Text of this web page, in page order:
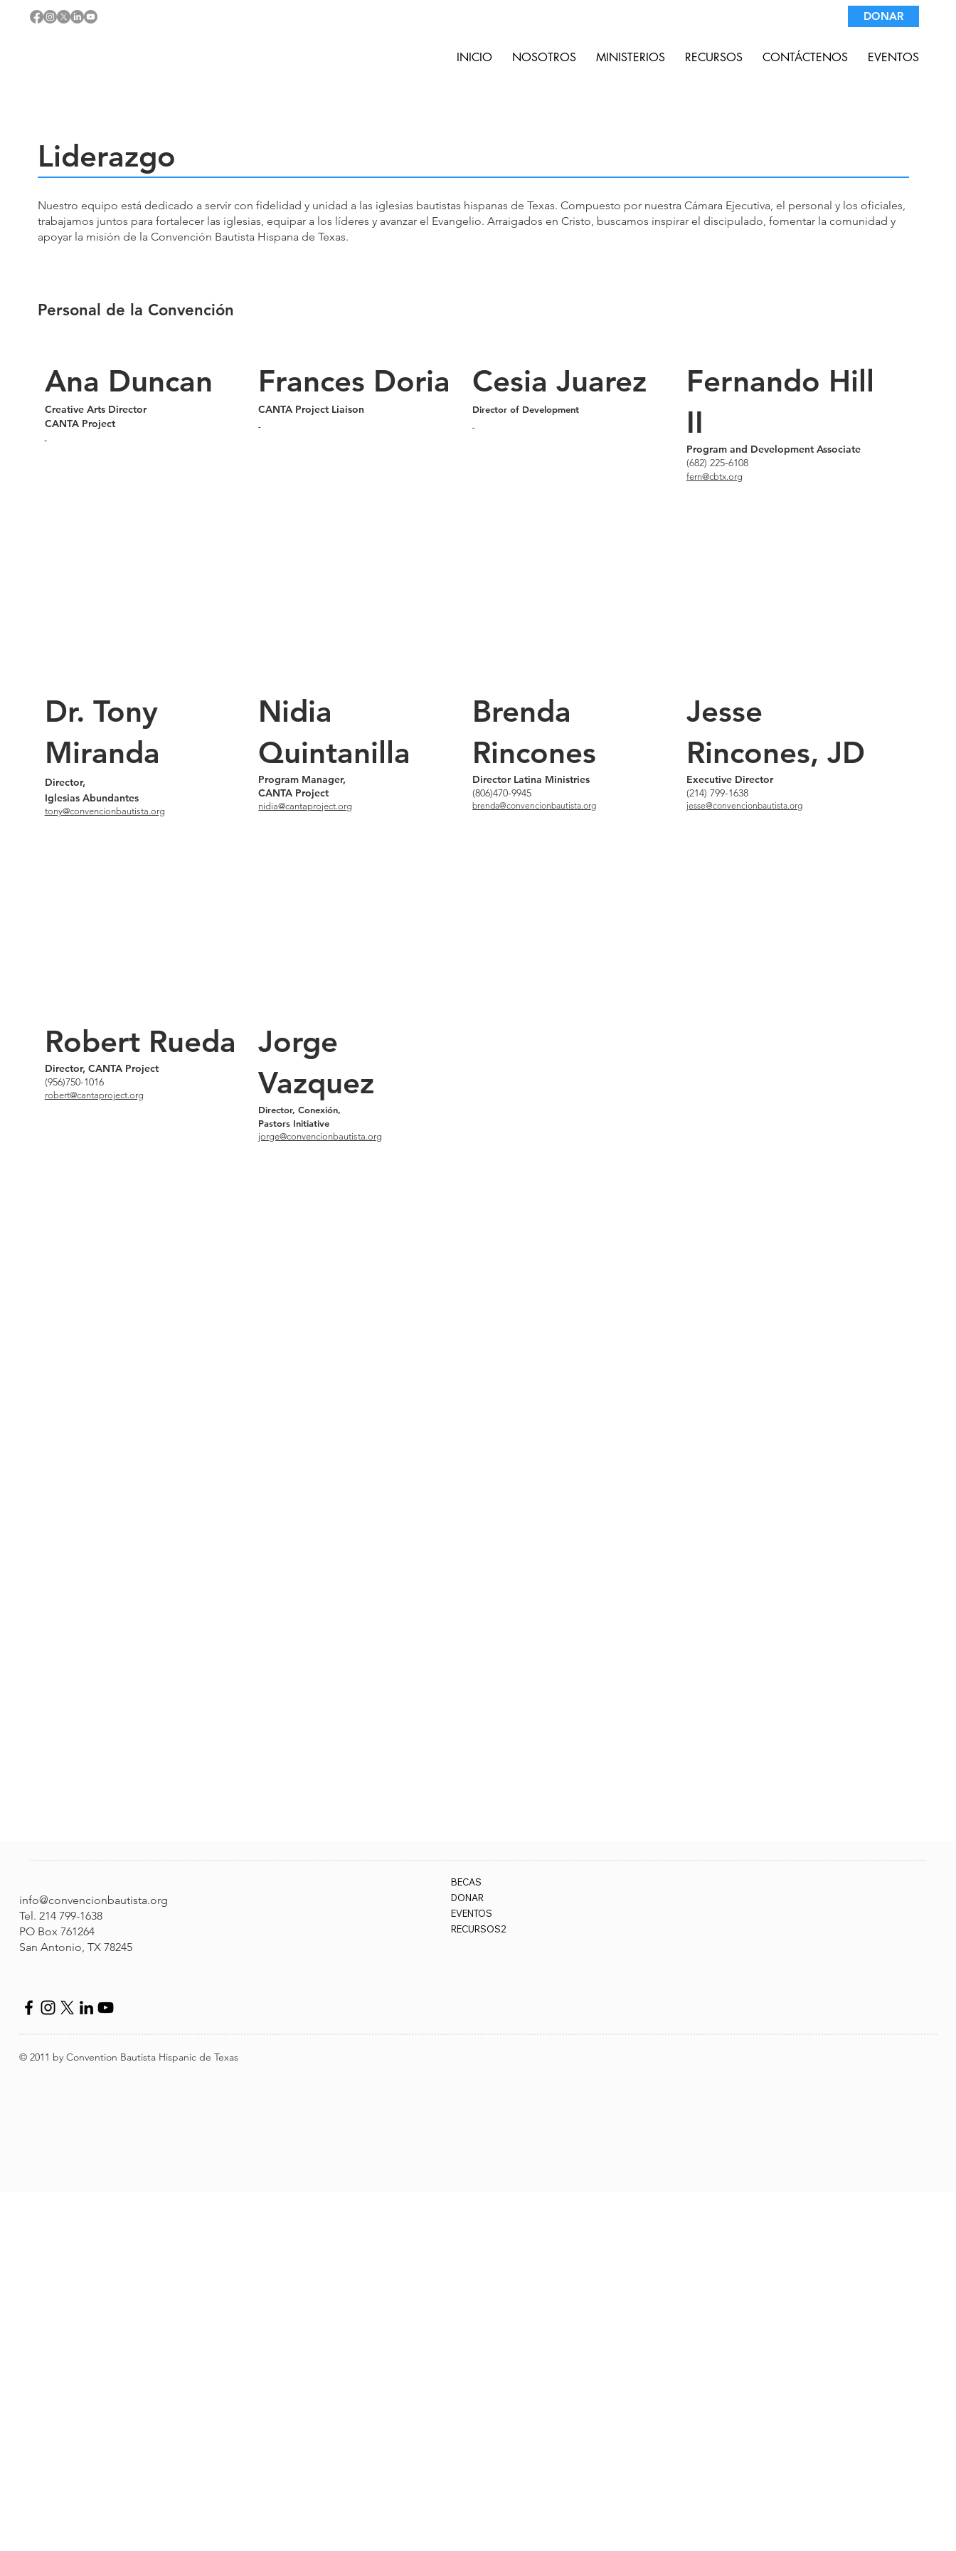
DONAR
INICIO NOSOTROS MINISTERIOS RECURSOS CONTÁCTENOS EVENTOS
Liderazgo
Nuestro equipo está dedicado a servir con fidelidad y unidad a las iglesias bautistas hispanas de Texas. Compuesto por nuestra Cámara Ejecutiva, el personal y los oficiales,
trabajamos juntos para fortalecer las iglesias, equipar a los líderes y avanzar el Evangelio. Arraigados en Cristo, buscamos inspirar el discipulado, fomentar la comunidad y
apoyar la misión de la Convención Bautista Hispana de Texas.
Personal de la Convención
Ana Duncan
Creative Arts Director
CANTA Project
Frances Doria
CANTA Project Liaison
Cesia Juarez
Director of Development
Fernando Hill
II
Program and Development Associate
(682) 225-6108
fern@cbtx.org
Dr. Tony
Miranda
Director,
Iglesias Abundantes
tony@convencionbautista.org
Nidia
Quintanilla
Program Manager,
CANTA Project
nidia@cantaproject.org
Brenda
Rincones
Director Latina Ministries
(806)470-9945
brenda@convencionbautista.org
Jesse
Rincones, JD
Executive Director​
(214) 799-1638
jesse@convencionbautista.org
Robert Rueda
Director, CANTA Project
(956)750-1016
robert@cantaproject.org
Jorge
Vazquez
Director, Conexión,
Pastors Initiative
jorge@convencionbautista.org
BECAS
DONAR
EVENTOS
RECURSOS2
© 2011 by Convention Bautista Hispanic de Texas
info@convencionbautista.org
Tel. 214 799-1638
PO Box 761264
San Antonio, TX 78245